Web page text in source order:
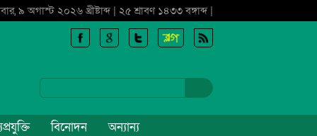
৯ অগাস্ট ২০২৬ খ্রীষ্টাব্দ | ২৫ শ্রাবণ ১৪৩৩ বঙ্গাব্দ |
বিনোদন অন্যান্য